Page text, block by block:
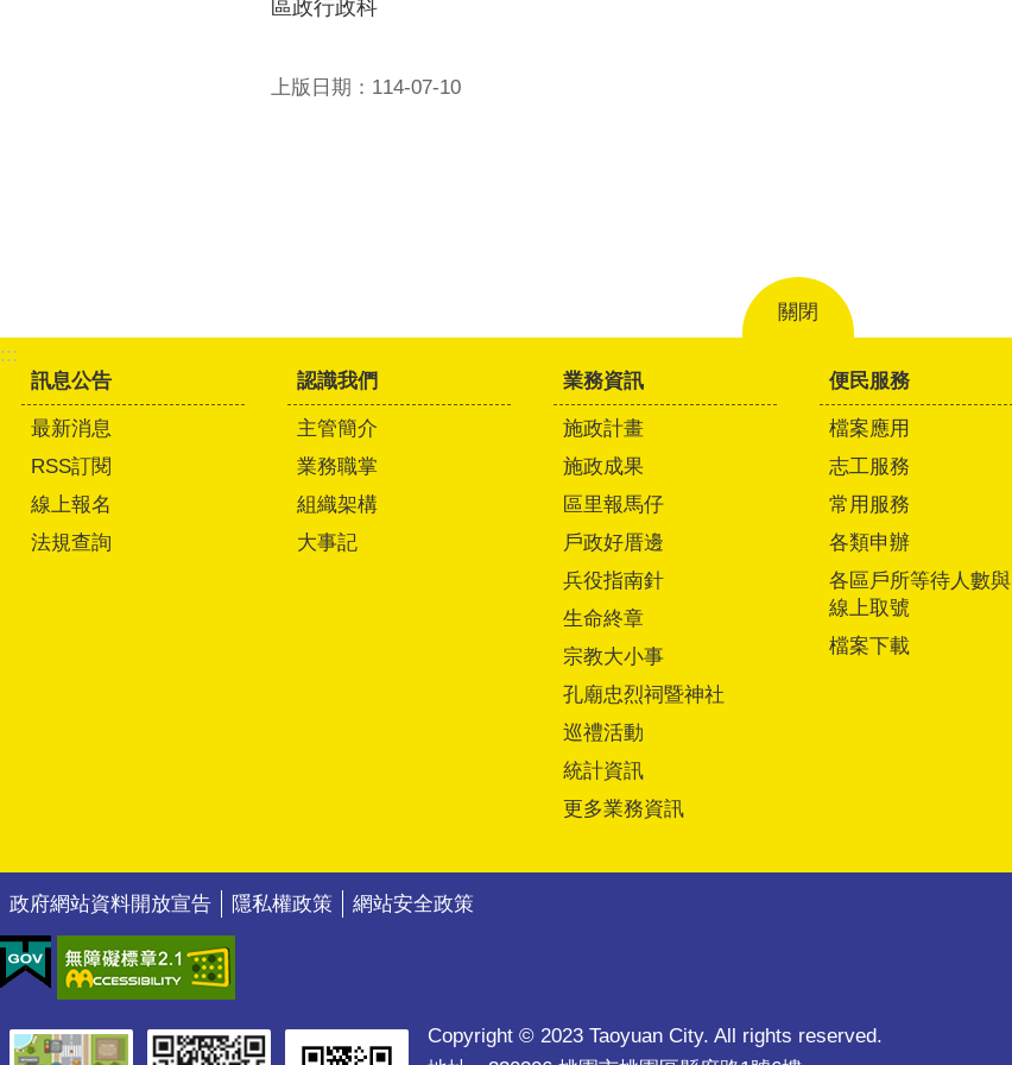
區政行政科
上版日期：114-07-10
關閉
:::
訊息公告
最新消息
RSS訂閱
線上報名
法規查詢
認識我們
主管簡介
業務職掌
組織架構
大事記
業務資訊
施政計畫
施政成果
區里報馬仔
戶政好厝邊
兵役指南針
生命終章
宗教大小事
孔廟忠烈祠暨神社
巡禮活動
統計資訊
更多業務資訊
便民服務
檔案應用
志工服務
常用服務
各類申辦
各區戶所等待人數與
線上取號
檔案下載
政府網站資料開放宣告 隱私權政策 網站安全政策
Copyright © 2023 Taoyuan City. All rights reserved.